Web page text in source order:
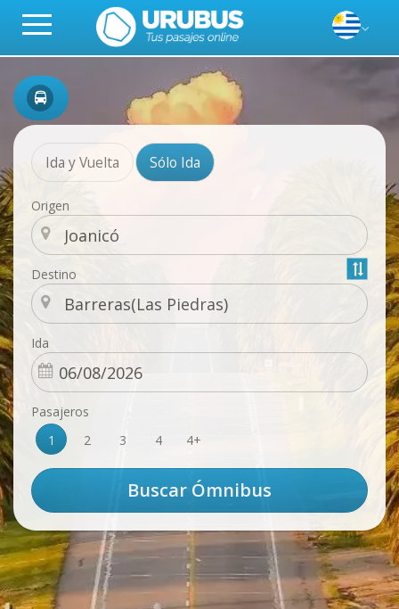
Ida y Vuelta Sólo Ida
Origen
Destino
Ida
Pasajeros
1
2 3 4 4+